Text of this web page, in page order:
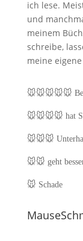
ich lese.
und
meinem
schreibe,
meine
🐭🐭🐭🐭🐭
🐭🐭🐭🐭 hat
🐭🐭🐭
🐭🐭 geht
🐭 Schade